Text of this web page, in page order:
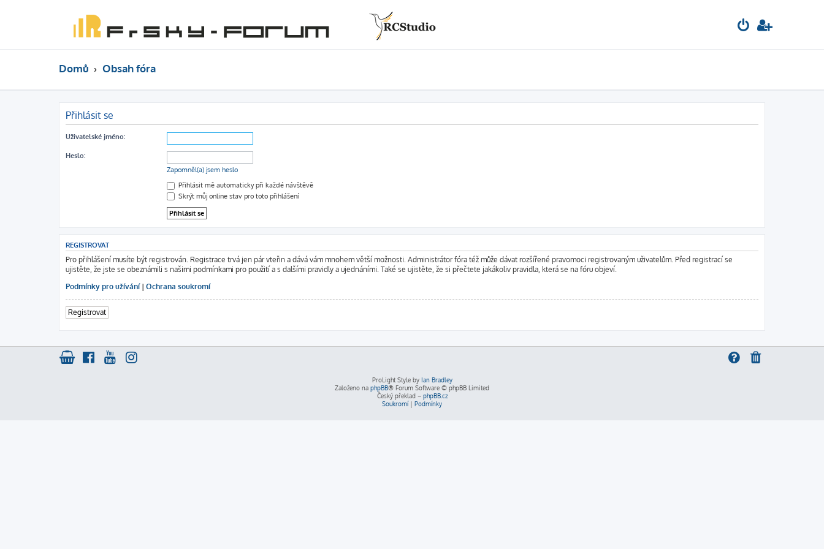
Domů Obsah fóra
Přihlásit se
Uživatelské jméno:
Heslo:
Zapomněl(a) jsem heslo
Přihlásit mě automaticky při každé návštěvě
Skrýt můj online stav pro toto přihlášení
REGISTROVAT
Pro přihlášení musíte být registrován. Registrace trvá jen pár vteřin a dává vám mnohem větší možnosti. Administrátor fóra též může dávat rozšířené pravomoci registrovaným uživatelům. Před registrací se
ujistěte, že jste se obeznámili s našimi podmínkami pro použití a s dalšími pravidly a ujednáními. Také se ujistěte, že si přečtete jakákoliv pravidla, která se na fóru objeví.
Podmínky pro užívání| Ochrana soukromí
Registrovat
ProLight Style by Ian Bradley
Založeno na phpBB® Forum Software © phpBB Limited
Český překlad – phpBB.cz
Soukromí| Podmínky